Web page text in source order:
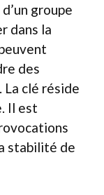
groupe
dans la
des
clé réside
Il est
stabilité de